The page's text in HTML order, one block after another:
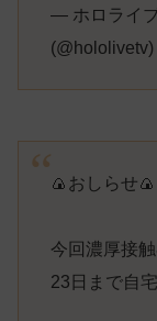
— ホロライ
(@hololivetv)
🍙おしらせ🍙
今回濃厚接
23日まで自